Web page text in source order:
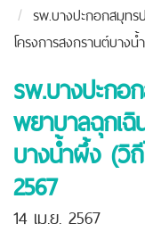
รพ.บางปะกอกสมุท
โครงการสงกรานต์บา
รพ.บางปะกอ
พยาบาลฉุกเ
บางน้ำผึ้ง (วิ
2567
14 เม.ย. 2567